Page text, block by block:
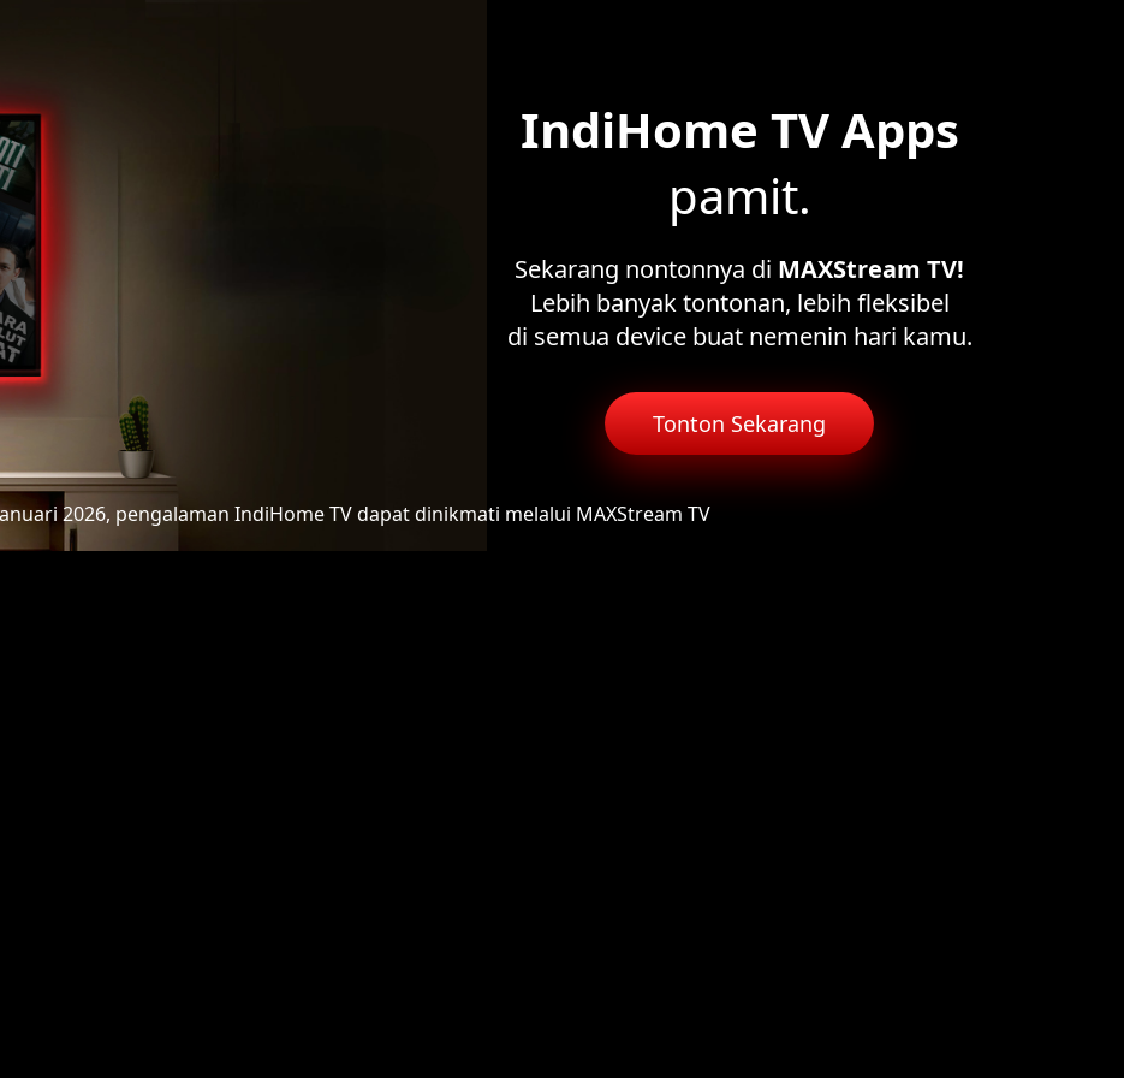
IndiHome TV Apps
pamit.
Sekarang nontonnya di MAXStream TV!
Lebih banyak tontonan, lebih fleksibel
di semua device buat nemenin hari kamu.
Tonton Sekarang
2026, pengalaman IndiHome TVdapat dinikmati melalui MAXStream TV